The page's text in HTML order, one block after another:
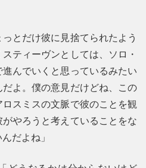
とだけ彼に見捨てられたよう
ティーヴンとしては、ソロ・
んでいくと思っているみたい
よ。僕の意見だけどね、この
スミスの文脈で彼のことを観
やろうと考えていることをな
だよね」